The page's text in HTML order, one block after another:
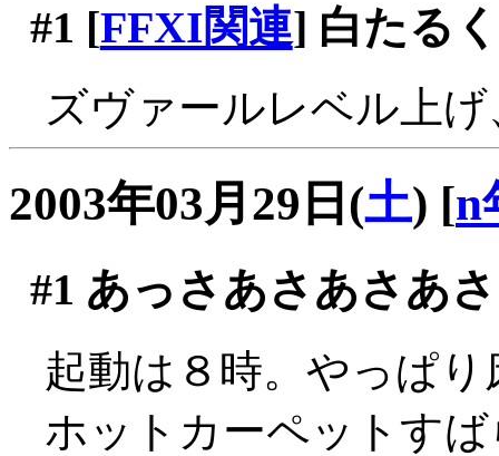
#1 [FFXI関連] 白たる
ズヴァールレベル上
2003年03月29日(土) [n
#1 あっさあさあさあ
起動は８時。やっぱ
ホットカーペットす